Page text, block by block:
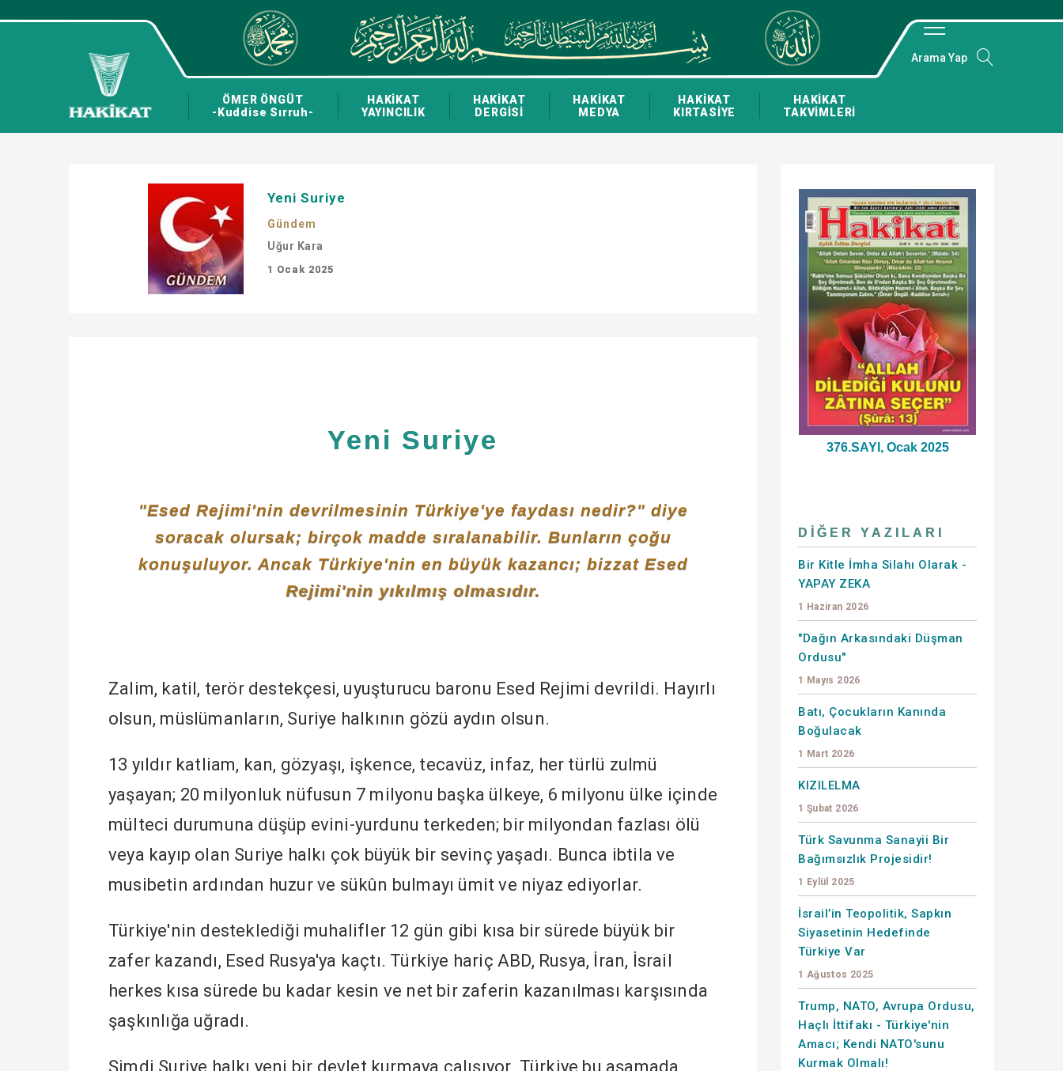
ÖMER ÖNGÜT
-Kuddise Sırruh-
HAKİKAT
YAYINCILIK
HAKİKAT
DERGİSİ
HAKİKAT
MEDYA
HAKİKAT
KIRTASİYE
HAKİKAT
TAKVİMLERİ
Arama Yap
Yeni Suriye
Gündem
Uğur Kara
1 Ocak 2025
Yeni Suriye
"Esed Rejimi'nin devrilmesinin Türkiye'ye faydası nedir?" diye
soracak olursak; birçok madde sıralanabilir. Bunların çoğu
konuşuluyor. Ancak Türkiye'nin en büyük kazancı; bizzat Esed
Rejimi'nin yıkılmış olmasıdır.
Zalim, katil, terör destekçesi, uyuşturucu baronu Esed Rejimi devrildi. Hayırlı
olsun, müslümanların, Suriye halkının gözü aydın olsun.
13 yıldır katliam, kan, gözyaşı, işkence, tecavüz, infaz, her türlü zulmü
yaşayan; 20 milyonluk nüfusun 7 milyonu başka ülkeye, 6 milyonu ülke içinde
mülteci durumuna düşüp evini-yurdunu terkeden; bir milyondan fazlası ölü
veya kayıp olan Suriye halkı çok büyük bir sevinç yaşadı. Bunca ibtila ve
musibetin ardından huzur ve sükûn bulmayı ümit ve niyaz ediyorlar.
Türkiye'nin desteklediği muhalifler 12 gün gibi kısa bir sürede büyük bir
zafer kazandı, Esed Rusya'ya kaçtı. Türkiye hariç ABD, Rusya, İran, İsrail
herkes kısa sürede bu kadar kesin ve net bir zaferin kazanılması karşısında
şaşkınlığa uğradı.
Şimdi Suriye halkı yeni bir devlet kurmaya çalışıyor. Türkiye bu aşamada
376.SAYI, Ocak 2025
DIĞER YAZILARI
Bir Kitle İmha Silahı Olarak -
YAPAY ZEKA
1 Haziran 2026
"Dağın Arkasındaki Düşman
Ordusu"
1 Mayıs 2026
Batı, Çocukların Kanında
Boğulacak
1 Mart 2026
KIZILELMA
1 Şubat 2026
Türk Savunma Sanayii Bir
Bağımsızlık Projesidir!
1 Eylül 2025
İsrail’in Teopolitik, Sapkın
Siyasetinin Hedefinde
Türkiye Var
1 Ağustos 2025
Trump, NATO, Avrupa Ordusu,
Haçlı İttifakı - Türkiye'nin
Amacı; Kendi NATO'sunu
Kurmak Olmalı!